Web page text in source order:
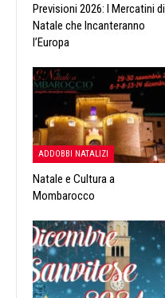
Previsioni 2026: I Mercatini di
Natale che Incanteranno
l’Europa
ADDOBBI NATALIZI
Natale e Cultura a
Mombarocco